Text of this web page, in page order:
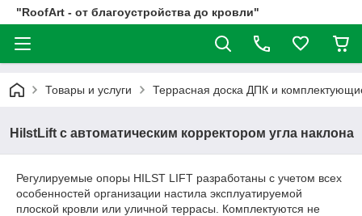
"RoofArt - от благоустройства до кровли"
Товары и услуги Террасная доска ДПК и
HilstLift с автоматическим корректором угла наклона
Регулируемые опоры HILST LIFT разработаны с учетом всех
особенностей организации настила эксплуатируемой
плоской кровли или уличной террасы. Комплектуются не